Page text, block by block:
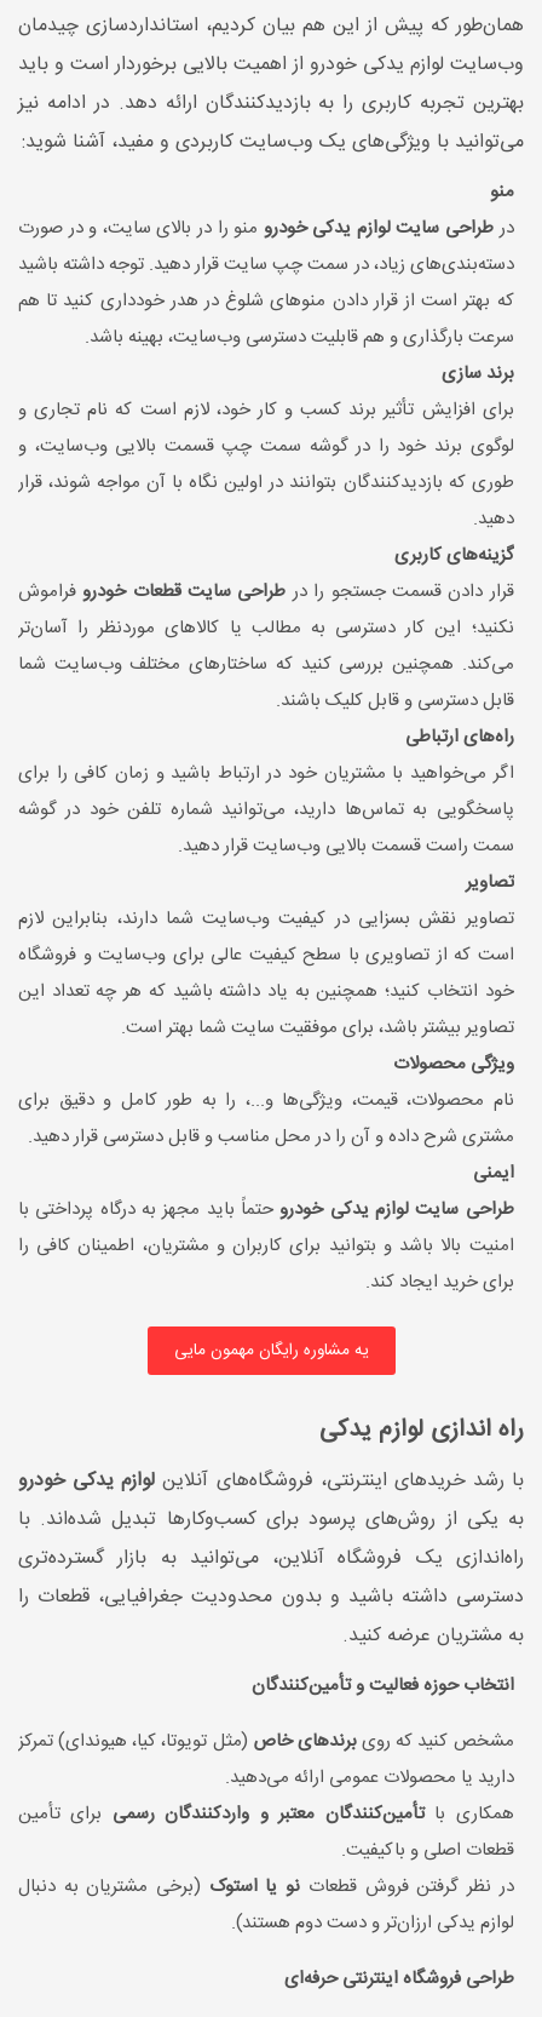
همان‌طور که پیش از این هم بیان کردیم، استانداردسازی چیدمان
وب‌سایت لوازم یدکی خودرو از اهمیت بالایی برخوردار است و باید
بهترین تجربه کاربری را به بازدیدکنندگان ارائه دهد. در ادامه نیز
می‌توانید با ویژگی‌های یک وب‌سایت کاربردی و مفید، آشنا شوید:
منو
در طراحی سایت لوازم یدکی خودرو منو را در بالای سایت، و در صورت
دسته‌بندی‌های زیاد، در سمت چپ سایت قرار دهید. توجه داشته باشید
که بهتر است از قرار دادن منوهای شلوغ در هدر خودداری کنید تا هم
سرعت بارگذاری و هم قابلیت دسترسی وب‌سایت، بهینه باشد.
برند سازی
برای افزایش تأثیر برند کسب و کار خود، لازم است که نام تجاری و
لوگوی برند خود را در گوشه سمت چپ قسمت بالایی وب‌سایت، و
طوری که بازدیدکنندگان بتوانند در اولین نگاه با آن مواجه شوند، قرار
دهید.
گزینه‌های کاربری
قرار دادن قسمت جستجو را در طراحی سایت قطعات خودروفراموش
نکنید؛ این کار دسترسی به مطالب یا کالاهای موردنظر را آسان‌تر
می‌کند. همچنین بررسی کنید که ساختارهای مختلف وب‌سایت شما
قابل دسترسی و قابل کلیک باشند.
راه‌های ارتباطی
اگر می‌خواهید با مشتریان خود در ارتباط باشید و زمان کافی را برای
پاسخگویی به تماس‌ها دارید، می‌توانید شماره تلفن خود در گوشه
سمت راست قسمت بالایی وب‌سایت قرار دهید.
تصاویر
تصاویر نقش بسزایی در کیفیت وب‌سایت شما دارند، بنابراین لازم
است که از تصاویری با سطح کیفیت عالی برای وب‌سایت و فروشگاه
خود انتخاب کنید؛ همچنین به یاد داشته باشید که هر چه تعداد این
تصاویر بیشتر باشد، برای موفقیت سایت شما بهتر است.
ویژگی محصولات
نام محصولات، قیمت، ویژگی‌ها و...، را به طور کامل و دقیق برای
مشتری شرح داده و آن را در محل مناسب و قابل دسترسی قرار دهید.
ایمنی
طراحی سایت لوازم یدکی خودروحتماً باید مجهز به درگاه پرداختی با
امنیت بالا باشد و بتوانید برای کاربران و مشتریان، اطمینان کافی را
برای خرید ایجاد کند.
یه مشاوره رایگان مهمون مایی
راه اندازی لوازم یدکی
با رشد خریدهای اینترنتی، فروشگاه‌های آنلاین لوازم یدکی خودرو
به یکی از روش‌های پرسود برای کسب‌وکارها تبدیل شده‌اند. با
راه‌اندازی یک فروشگاه آنلاین، می‌توانید به بازار گسترده‌تری
دسترسی داشته باشید و بدون محدودیت جغرافیایی، قطعات را
به مشتریان عرضه کنید.
انتخاب حوزه فعالیت و تأمین‌کنندگان
مشخص کنید که رویبرندهای خاص (مثل تویوتا، کیا، هیوندای) تمرکز
دارید یا محصولات عمومی ارائه می‌دهید.
همکاری باتأمین‌کنندگان معتبر و واردکنندگان رسمی برای تأمین
قطعات اصلی و باکیفیت.
در نظر گرفتن فروش قطعات نو یا استوک (برخی مشتریان به دنبال
لوازم یدکی ارزان‌تر و دست دوم هستند).
طراحی فروشگاه اینترنتی حرفه‌ای